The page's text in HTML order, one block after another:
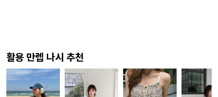
활용 만렙 나시 추천